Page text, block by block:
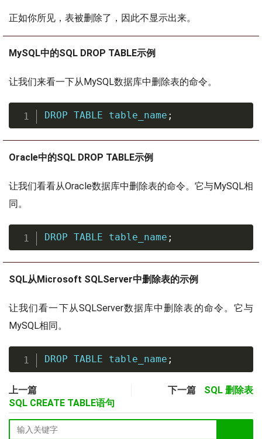
正如你所见，表被删除了，因此不显示出来。
MySQL中的SQL DROP TABLE示例
让我们来看一下从MySQL数据库中删除表的命令。
DROP TABLE table_name ;
Oracle中的SQL DROP TABLE示例
让我们看看从Oracle数据库中删除表的命令。它与MySQL相
同。
DROP TABLE table_name ;
SQL从Microsoft SQLServer中删除表的示例
让我们看一下从SQLServer数据库中删除表的命令。它与
MySQL相同。
DROP TABLE table_name ;
上一篇
SQL CREATE TABLE语句
下一篇 SQL 删除表